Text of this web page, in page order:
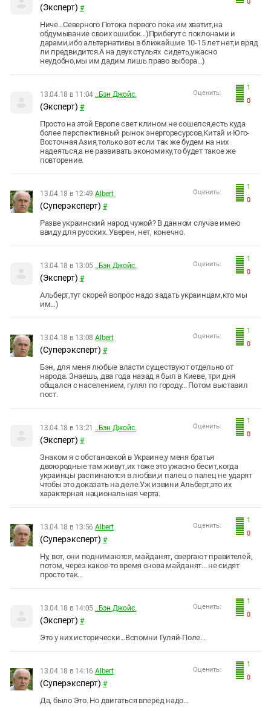
0
(Эксперт) #
Ниче...Северного Потока первого пока им хватит,на
обдумывание своих ошибок...)Прибегут с поклонами и
дарами,ибо альтернативы в ближайшие 10-15 лет нет,и вряд
ли предвидится.А на двух стульях сидеть,ужасно
неудобно,мы им дадим лишь право выбора...)
1
0
Оценить:
13.04.18 в 11:04 ..Бэн Джойс.
(Эксперт) #
Просто на этой Европе свет клином не сошелся,есть куда
более перспективный рынок энергоресурсов,Китай и Юго-
Восточная Азия,только вот если так же будем на них
надеяться,а не развивать экономику,то будет такое же
повторение.
1
0
Оценить:
13.04.18 в 12:49 Albert
(Суперэксперт) #
Разве украинский народ чужой? В данном случае имею
ввиду для русских. Уверен, нет, конечно.
1
0
Оценить:
13.04.18 в 13:05 ..Бэн Джойс.
(Эксперт) #
Альберт,тут скорей вопрос надо задать украинцам,кто мы
им...)
1
0
Оценить:
13.04.18 в 13:08 Albert
(Суперэксперт) #
Бэн, для меня любые власти существуют отдельно от
народа. Знаешь, два года назад я был в Киеве, три дня
общался с населением, гулял по городу... Потом выставил
пост.
1
0
Оценить:
13.04.18 в 13:21 ..Бэн Джойс.
(Эксперт) #
Знаком я с обстановкой в Украине,у меня братья
двоюродные там живут,их тоже это ужасно бесит,когда
украинцы распинаются в любви,и палец о палец не ударят
чтобы это доказать на деле.Уж извини Альберт,это их
характерная национальная черта.
1
0
Оценить:
13.04.18 в 13:56 Albert
(Суперэксперт) #
Ну, вот, они поднимаются, майданят, свергают правителей,
потом, через какое-то время снова майданят... не сидят
просто так...
1
0
Оценить:
13.04.18 в 14:05 ..Бэн Джойс.
(Эксперт) #
Это у них исторически...Вспомни Гуляй-Поле...
1
0
Оценить:
13.04.18 в 14:16 Albert
(Суперэксперт) #
Да, было Это. Но двигаться вперёд надо...